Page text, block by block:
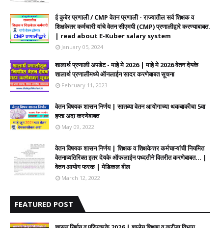
ई कुबेर प्रणाली / CMP वेतन प्रणाली - राज्यातील सर्व शिक्षक व
शिक्षकेतर कर्मचारी यांचे वेतन सीएमपी (CMP) प्रणालीद्वारे करण्याबाबत.
| read about E-Kuber salary system
January 05, 2024
शालार्थ प्रणाली अपडेट - माहे मे 2026 | माहे मे 2026 वेतन देयके
शालार्थ प्रणालीमध्ये ऑनलाईन सादर करणेबाबत सूचना
February 11, 2023
वेतन विषयक शासन निर्णय | सातव्या वेतन आयोगाच्या थकबाकीचा 5वा
हप्ता अदा करणेबाबत
May 09, 2022
वेतन विषयक शासन निर्णय | शिक्षक व शिक्षकेत्तर कर्मचाऱ्यांची नियमित
वेतनाव्यतिरिक्त इतर देयके ऑफलाईन पध्दतीने वितरीत करणेबाबत... |
वेतन आयोग फरक | मेडिकल बील
March 12, 2022
FEATURED POST